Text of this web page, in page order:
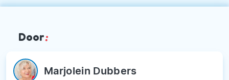
Door:
Marjolein Dubbers